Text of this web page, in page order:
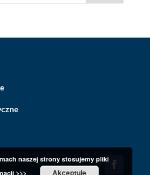
naszej strony stosujemy pliki
>>> Akceptuję